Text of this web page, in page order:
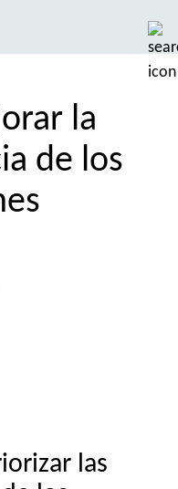
la
de los
las